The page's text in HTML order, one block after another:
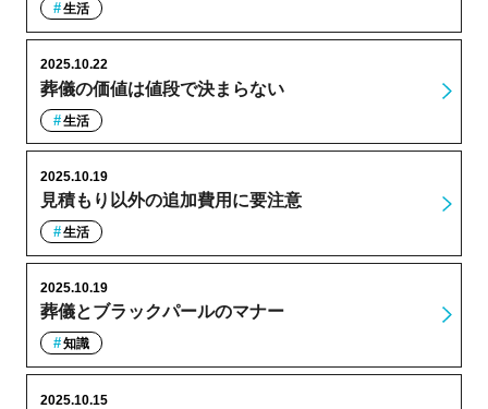
生活
葬儀の価値は値段で決まらない
2025.10.22
生活
見積もり以外の追加費用に要注意
2025.10.19
生活
葬儀とブラックパールのマナー
2025.10.19
知識
2025.10.15